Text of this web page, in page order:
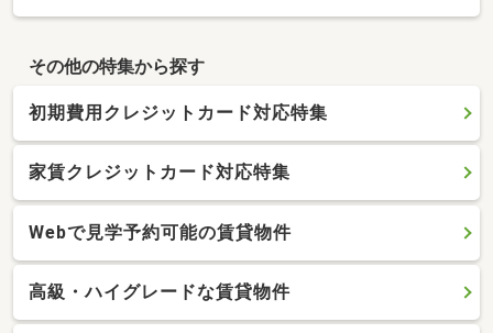
その他の特集から探す
初期費用クレジットカード対応特集
家賃クレジットカード対応特集
Webで見学予約可能の賃貸物件
高級・ハイグレードな賃貸物件